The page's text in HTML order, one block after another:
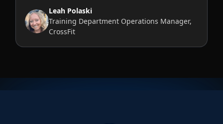
Leah Polaski
Training Department Operations Manager,
CrossFit